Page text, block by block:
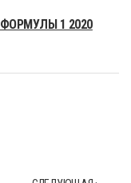
1 2020